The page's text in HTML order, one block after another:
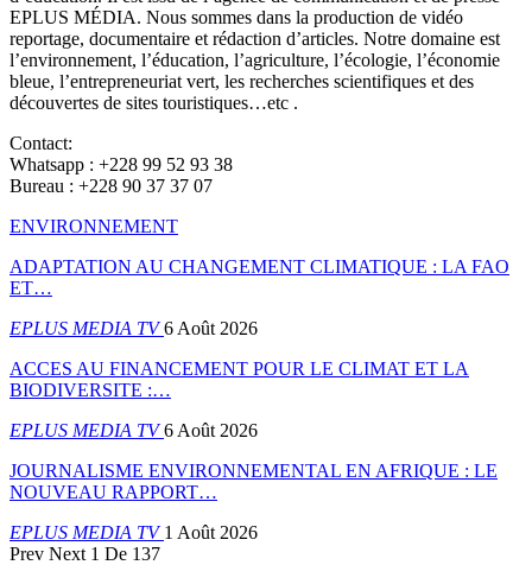
EPLUS MÉDIA. Nous sommes dans la production de vidéo
reportage, documentaire et rédaction d’articles. Notre domaine est
l’environnement, l’éducation, l’agriculture, l’écologie, l’économie
bleue, l’entrepreneuriat vert, les recherches scientifiques et des
découvertes de sites touristiques…etc .
Contact:
Whatsapp : +228 99 52 93 38
Bureau : +228 90 37 37 07
ENVIRONNEMENT
ADAPTATION AU CHANGEMENT CLIMATIQUE : LA FAO
ET…
EPLUS MEDIA TV6 Août 2026
ACCES AU FINANCEMENT POUR LE CLIMAT ET LA
BIODIVERSITE :…
EPLUS MEDIA TV6 Août 2026
JOURNALISME ENVIRONNEMENTAL EN AFRIQUE : LE
NOUVEAU RAPPORT…
EPLUS MEDIA TV1 Août 2026
Prev Next 1 De 137